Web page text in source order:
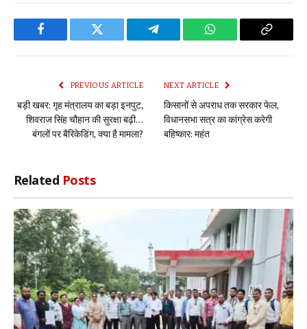
Facebook Twitter Telegram WhatsApp Copy
PREVIOUS ARTICLE
बड़ी खबर: गृह मंत्रालय का बड़ा इनपुट,
शिवराज सिंह चौहान की सुरक्षा बढ़ी…
बंगलों पर बैरिकेडिंग, क्या है मामला?
NEXT ARTICLE
किसानों से अपराध तक सरकार फेल,
विधानसभा सत्र का कांग्रेस करेगी
बहिष्कार: महंत
Related Posts